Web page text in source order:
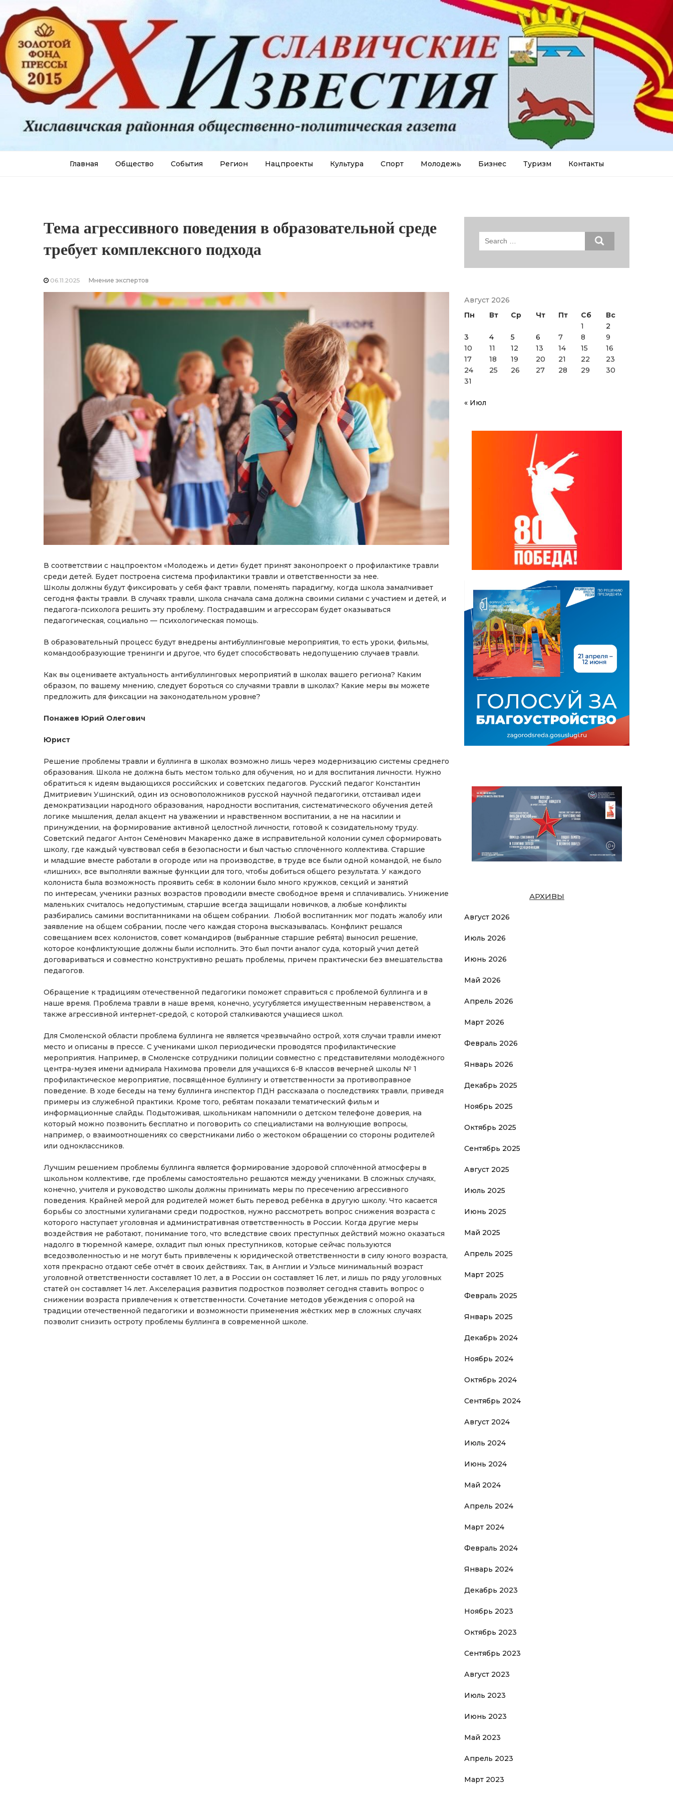
Главная Общество События Регион Нацпроекты Культура Спорт Молодежь Бизнес Туризм Контакты
Тема агрессивного поведения в образовательной среде
требует комплексного подхода
06.11.2025 Мнение экспертов
В соответствии с нацпроектом «Молодежь и дети» будет принят законопроект о профилактике травли
среди детей. Будет построена система профилактики травли и ответственности за нее.
Школы должны будут фиксировать у себя факт травли, поменять парадигму, когда школа замалчивает
сегодня факты травли. В случаях травли, школа сначала сама должна своими силами с участием и детей, и
педагога-психолога решить эту проблему. Пострадавшим и агрессорам будет оказываться
педагогическая, социально — психологическая помощь.
В образовательный процесс будут внедрены антибуллинговые мероприятия, то есть уроки, фильмы,
командообразующие тренинги и другое, что будет способствовать недопущению случаев травли.
Как вы оцениваете актуальность антибуллинговых мероприятий в школах вашего региона? Каким
образом, по вашему мнению, следует бороться со случаями травли в школах? Какие меры вы можете
предложить для фиксации на законодательном уровне?
Понажев Юрий Олегович
Юрист
Решение проблемы травли и буллинга в школах возможно лишь через модернизацию системы среднего
образования. Школа не должна быть местом только для обучения, но и для воспитания личности. Нужно
обратиться к идеям выдающихся российских и советских педагогов. Русский педагог Константин
Дмитриевич Ушинский, один из основоположников русской научной педагогики, отстаивал идеи
демократизации народного образования, народности воспитания, систематического обучения детей
логике мышления, делал акцент на уважении и нравственном воспитании, а не на насилии и
принуждении, на формирование активной целостной личности, готовой к созидательному труду.
Советский педагог Антон Семёнович Макаренко даже в исправительной колонии сумел сформировать
школу, где каждый чувствовал себя в безопасности и был частью сплочённого коллектива. Старшие
и младшие вместе работали в огороде или на производстве, в труде все были одной командой, не было
«лишних», все выполняли важные функции для того, чтобы добиться общего результата. У каждого
колониста была возможность проявить себя: в колонии было много кружков, секций и занятий
по интересам, ученики разных возрастов проводили вместе свободное время и сплачивались. Унижение
маленьких считалось недопустимым, старшие всегда защищали новичков, а любые конфликты
разбирались самими воспитанниками на общем собрании. Любой воспитанник мог подать жалобу или
заявление на общем собрании, после чего каждая сторона высказывалась. Конфликт решался
совещанием всех колонистов, совет командиров (выбранные старшие ребята) выносил решение,
которое конфликтующие должны были исполнить. Это был почти аналог суда, который учил детей
договариваться и совместно конструктивно решать проблемы, причем практически без вмешательства
педагогов.
Обращение к традициям отечественной педагогики поможет справиться с проблемой буллинга и в
наше время. Проблема травли в наше время, конечно, усугубляется имущественным неравенством, а
также агрессивной интернет-средой, с которой сталкиваются учащиеся школ.
Для Смоленской области проблема буллинга не является чрезвычайно острой, хотя случаи травли имеют
место и описаны в прессе. С учениками школ периодически проводятся профилактические
мероприятия. Например, в Смоленске сотрудники полиции совместно с представителями молодёжного
центра-музея имени адмирала Нахимова провели для учащихся 6-8 классов вечерней школы № 1
профилактическое мероприятие, посвящённое буллингу и ответственности за противоправное
поведение. В ходе беседы на тему буллинга инспектор ПДН рассказала о последствиях травли, приведя
примеры из служебной практики. Кроме того, ребятам показали тематический фильм и
информационные слайды. Подытоживая, школьникам напомнили о детском телефоне доверия, на
который можно позвонить бесплатно и поговорить со специалистами на волнующие вопросы,
например, о взаимоотношениях со сверстниками либо о жестоком обращении со стороны родителей
или одноклассников.
Лучшим решением проблемы буллинга является формирование здоровой сплочённой атмосферы в
школьном коллективе, где проблемы самостоятельно решаются между учениками. В сложных случаях,
конечно, учителя и руководство школы должны принимать меры по пресечению агрессивного
поведения. Крайней мерой для родителей может быть перевод ребёнка в другую школу. Что касается
борьбы со злостными хулиганами среди подростков, нужно рассмотреть вопрос снижения возраста с
которого наступает уголовная и административная ответственность в России. Когда другие меры
воздействия не работают, понимание того, что вследствие своих преступных действий можно оказаться
надолго в тюремной камере, охладит пыл юных преступников, которые сейчас пользуются
вседозволенностью и не могут быть привлечены к юридической ответственности в силу юного возраста,
хотя прекрасно отдают себе отчёт в своих действиях. Так, в Англии и Уэльсе минимальный возраст
уголовной ответственности составляет 10 лет, а в России он составляет 16 лет, и лишь по ряду уголовных
статей он составляет 14 лет. Акселерация развития подростков позволяет сегодня ставить вопрос о
снижении возраста привлечения к ответственности. Сочетание методов убеждения с опорой на
традиции отечественной педагогики и возможности применения жёстких мер в сложных случаях
позволит снизить остроту проблемы буллинга в современной школе.
Search
Август 2026
Пн
Вт Ср Чт Пт Сб
Вс
1
2
3
4 5 6 7 8
9
10
11 12 13 14 15
16
17
18 19 20 21 22
23
24
25 26 27 28 29
30
31
« Июл
АРХИВЫ
Август 2026
Июль 2026
Июнь 2026
Май 2026
Апрель 2026
Март 2026
Февраль 2026
Январь 2026
Декабрь 2025
Ноябрь 2025
Октябрь 2025
Сентябрь 2025
Август 2025
Июль 2025
Июнь 2025
Май 2025
Апрель 2025
Март 2025
Февраль 2025
Январь 2025
Декабрь 2024
Ноябрь 2024
Октябрь 2024
Сентябрь 2024
Август 2024
Июль 2024
Июнь 2024
Май 2024
Апрель 2024
Март 2024
Февраль 2024
Январь 2024
Декабрь 2023
Ноябрь 2023
Октябрь 2023
Сентябрь 2023
Август 2023
Июль 2023
Июнь 2023
Май 2023
Апрель 2023
Март 2023